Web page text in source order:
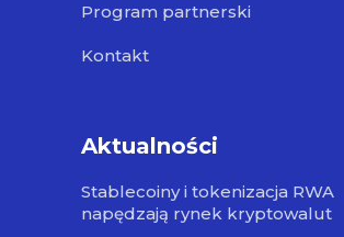
Program partnerski
Kontakt
Aktualności
Stablecoiny i tokenizacja RWA
napędzają rynek kryptowalut